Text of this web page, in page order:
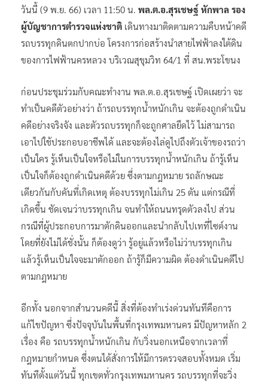
วันนี้ (9 พ.ย. 66) เวลา 11:50 น. พล.ต.อ.สุรเชษฐ์ หักพาล รอง
ผู้บัญชาการตำรวจแห่งชาติ เดินทางมาติดตามความคืบหน้าคดี
รถบรรทุกดินตกปากบ่อ โครงการก่อสร้างนำสายไฟฟ้าลงใต้ดิน
ของการไฟฟ้านครหลวง บริเวณสุขุมวิท 64/1 ที่ สน.พระโขนง
ก่อนประชุมร่วมกับคณะทำงาน พล.ต.อ.สุรเชษฐ์ เปิดเผยว่า จะ
ทำเป็นคดีตัวอย่างว่า ถ้ารถบรรทุกน้ำหนักเกิน จะต้องถูกดำเนิน
คดีอย่างจริงจัง และตัวรถบรรทุกก็จะถูกศาลยึดไว้ ไม่สามารถ
เอาไปใช้ประกอบอาชีพได้ และจะต้องไล่ดูไปถึงตัวเจ้าของรถว่า
เป็นใคร รู้เห็นเป็นใจหรือไม่ในการบรรทุกน้ำหนักเกิน ถ้ารู้เห็น
เป็นใจก็ต้องถูกดำเนินคดีด้วย ซึ่งตามกฎหมาย รถลักษณะ
เดียวกันกับคันที่เกิดเหตุ ต้องบรรทุกไม่เกิน 25 ตัน แต่กรณีที่
เกิดขึ้น ชัดเจนว่าบรรทุกเกิน จนทำให้ถนนทรุดตัวลงไป ส่วน
กรณีที่ผู้ประกอบการมาตักดินออกและนำกลับไปเทที่ไซต์งาน
โดยที่ยังไม่ได้ชั่งนั้น ก็ต้องดูว่า รู้อยู่แล้วหรือไม่ว่าบรรทุกเกิน
แล้วรู้เห็นเป็นใจจะมาตักออก ถ้ารู้ก็มีความผิด ต้องดำเนินคดีไป
ตามกฎหมาย
อีกทั้ง นอกจากสำนวนคดีนี้ สิ่งที่ต้องทำเร่งด่วนทันทีคือการ
แก้ไขปัญหา ซึ่งปัจจุบันในพื้นที่กรุงเทพมหานคร มีปัญหาหลัก 2
เรื่อง คือ รถบรรทุกน้ำหนักเกิน กับวิ่งนอกเหนือจากเวลาที่
กฎหมายกำหนด ซึ่งตนได้สั่งการให้มีการตรวจสอบทั้งหมด เริ่ม
ทันทีตั้งแต่วันนี้ ทุกเขตทั่วกรุงเทพมหานคร รถบรรทุกที่จะวิ่ง